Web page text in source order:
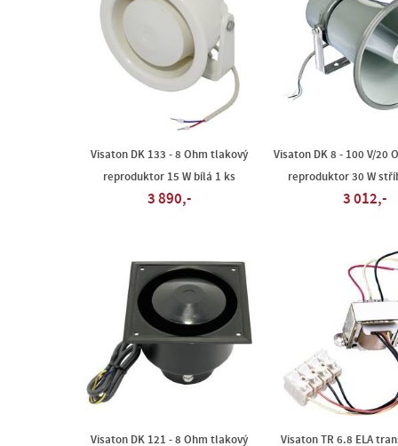
Visaton DK 133 - 8 Ohm tlakový
reproduktor 15 W bílá 1 ks
3 890,-
Visaton DK 8 - 100 V/20
reproduktor 30 W
3 012,-
Visaton DK 121 - 8 Ohm tlakový Visaton TR 6.8 ELA